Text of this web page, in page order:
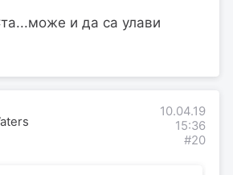
и да са улави
10.04.19
15:36
#20